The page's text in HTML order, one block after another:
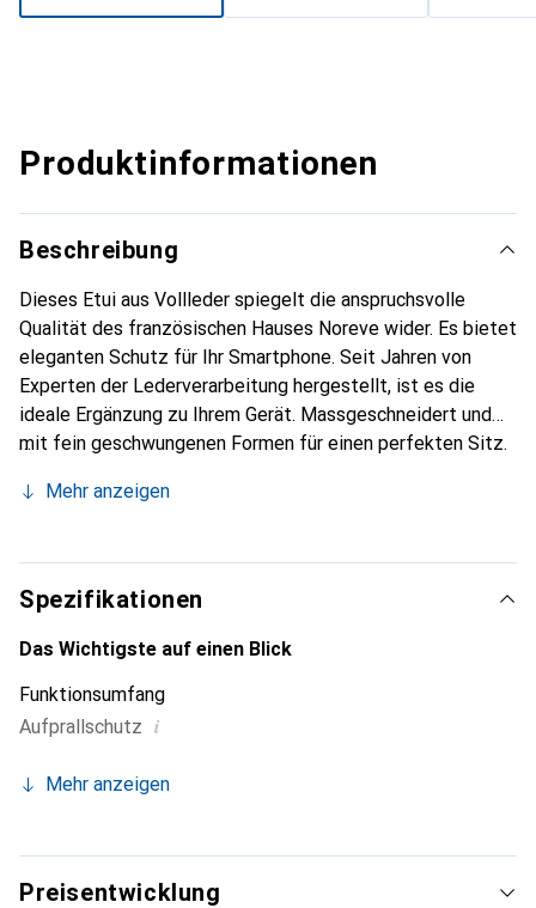
Produktinformationen
Beschreibung
Dieses Etui aus Vollleder spiegelt die anspruchsvolle
Qualität des französischen Hauses Noreve wider. Es bietet
eleganten Schutz für Ihr Smartphone. Seit Jahren von
Experten der Lederverarbeitung hergestellt, ist es die
ideale Ergänzung zu Ihrem Gerät. Massgeschneidert und
mit fein geschwungenen Formen für einen perfekten Sitz.
Smartphone. Die Marke Noreve ist international für ihre
für den anspruchsvollen Kunden.
Mehr anzeigen
Spezifikationen
Das Wichtigste auf einen Blick
Funktionsumfang
Aufprallschutz i
Mehr anzeigen
Preisentwicklung